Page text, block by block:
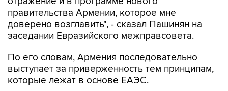
правительства Армении, которое мне
доверено возглавить", - сказал Пашинян на
заседании Евразийского межправсовета.
По его словам, Армения последовательно
выступает за приверженность тем принципам,
которые лежат в основе ЕАЭС.